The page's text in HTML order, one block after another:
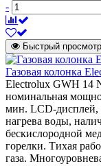
-
Быстрый просмотр
Газовая колонка
Electrolux GWH 14
номинальная
мин. LCD-дисплей,
нагрева воды,
бескислородной
горелки. Тихая
газа.